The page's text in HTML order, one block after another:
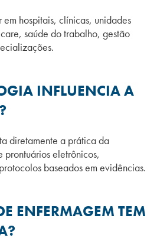
hospitais, clínicas, unidades
saúde do trabalho, gestão
INFLUENCIA A
diretamente a prática da
prontuários eletrônicos,
baseados em evidências.
ENFERMAGEM TEM